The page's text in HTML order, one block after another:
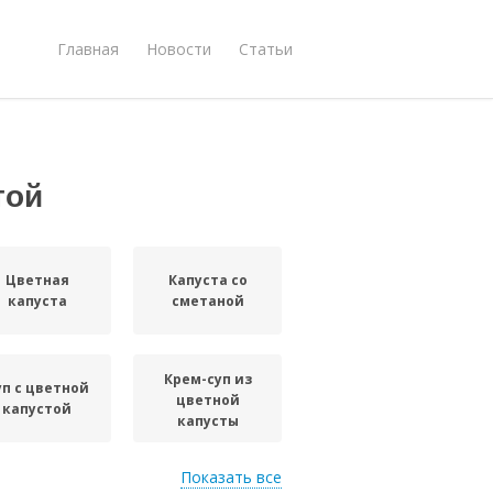
Главная Новости Статьи
Цветная
капуста
Капуста со
сметаной
с цветной
капустой
Крем-суп из
цветной
капусты
Показать все